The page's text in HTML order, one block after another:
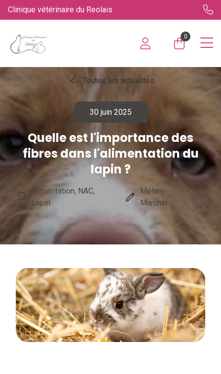
Clinique vétérinaire du Reolais
0
chevron_left Toutes les actualités
30 juin 2025
Quelle est l'importance des
fibres dans l'alimentation du
lapin ?
bookmark_border
Alimentation, NAC,
Lapin
edit Mélany
Marchal